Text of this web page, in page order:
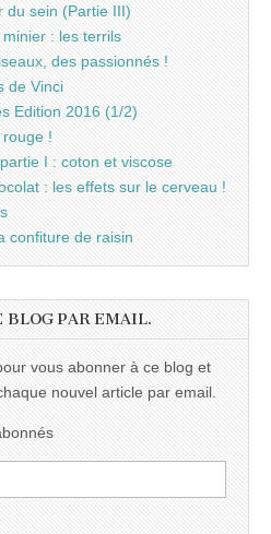
du sein (Partie III)
: les terrils
des passionnés !
de Vinci
Edition 2016 (1/2)
!
I : coton et viscose
: les effets sur le cerveau !
confiture de raisin
BLOG PAR EMAIL.
vous abonner à ce blog et
nouvel article par email.